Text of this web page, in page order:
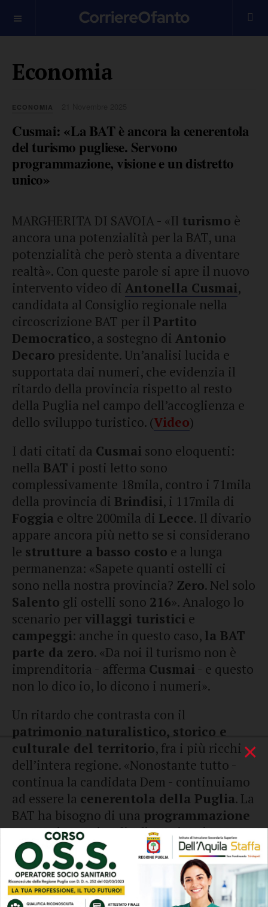
Economia
ECONOMIA
Cusmai: «La BAT è ancora la cenerentola
del turismo pugliese. Servono
programmazione, visione e un distretto
unico»
MARGHERITA DI SAVOIA - «Il turismo è
ancora una potenzialità per la BAT, una
potenzialità che però stenta a diventare
realtà». Con queste parole si apre il nuovo
intervento video di Antonella Cusmai,
candidata al Consiglio regionale nella
circoscrizione BAT per il Partito
Democratico, a sostegno di Antonio
Decaro presidente. Un’analisi lucida e
supportata dai numeri, che evidenzia il
ritardo della provincia rispetto al resto
della Puglia nel campo dell’accoglienza e
dello sviluppo turistico. (Video)
I dati citati da Cusmai sono eloquenti:
nella BAT i posti letto sono
complessivamente 18mila, contro i 71mila
della provincia di Brindisi, i 117mila di
Foggia e oltre 200mila di Lecce. Il divario
appare ancora più netto se si considerano
le strutture a basso costo e a lunga
permanenza: «Sapete quanti ostelli ci
sono nella nostra provincia? Zero. Nel solo
Salento gli ostelli sono 216». Analogo lo
scenario pervillaggi turistici e
campeggi: anche in questo caso, la BAT
parte da zero. «Da noi il turismo non è
imprenditoria - afferma Cusmai - e questo
non lo dico io, lo dicono i numeri».
Un ritardo che contrasta con il
patrimonio naturalistico, storico e
culturale del territorio, fra i più ricchi
dell’intera regione. «Nonostante tutto -
continua la candidata Dem - continuiamo
ad essere la cenerentola della Puglia. La
BAT ha bisogno di una programmazione
strategica seriaa livello regionale,
portata avanti da consiglieri che
conoscano davvero il territorio».
Tra i nodi più critici c’è la
permanenza
×